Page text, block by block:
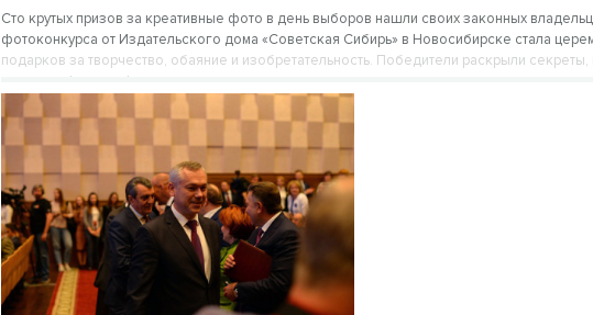
Сто крутых призов за креативные фото в день выборов нашли своих законных
фотоконкурса от Издательского дома «Советская Сибирь» в Новосибирске стала
подарков за творчество, обаяние и изобретательность. Победители раскрыли секреты,
покорить фотографиями сердца жюри.